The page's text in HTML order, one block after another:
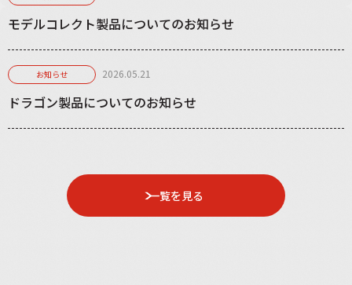
モデルコレクト製品についてのお知らせ
お知らせ 2026.05.21
ドラゴン製品についてのお知らせ
一覧を見る